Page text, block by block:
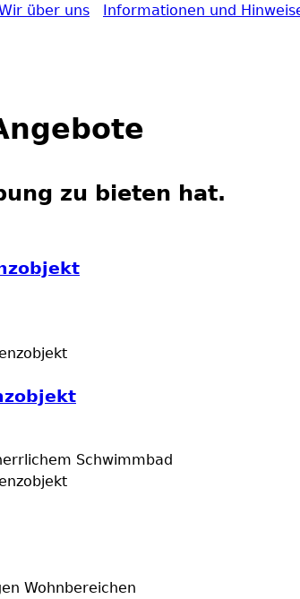
Direkt zum Inhalt
über uns Informationen und
zu bieten hat.
Schwimmbad
Wohnbereichen